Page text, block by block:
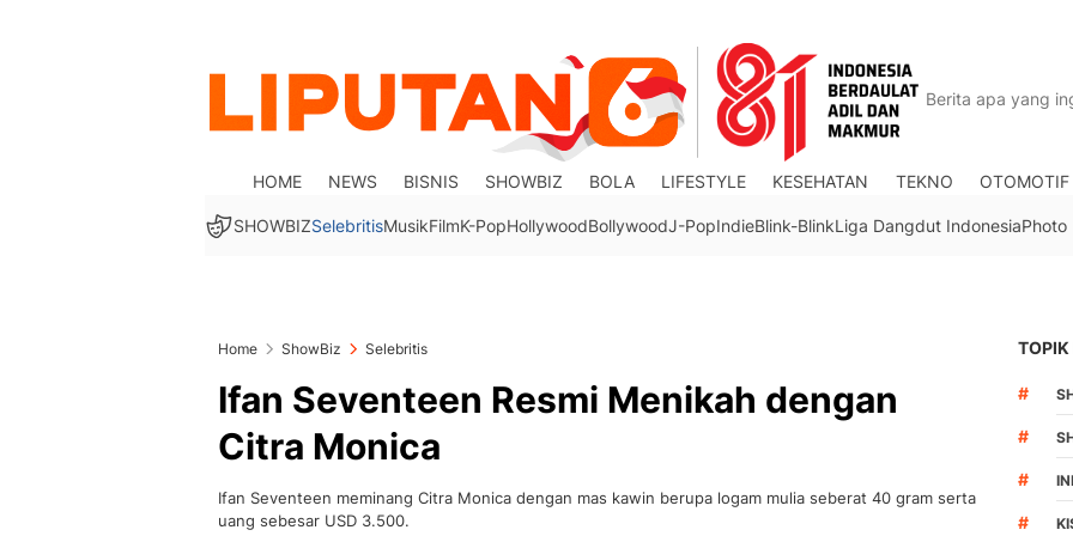
HOME NEWS BISNIS SHOWBIZ BOLA LIFESTYLE KESEHATAN TEKNO OTOMOTIF
SHOWBIZSelebritisMusikFilmK-PopHollywoodBollywoodJ-PopIndieBlink-BlinkLiga Dangdut IndonesiaPhoto
Home ShowBiz Selebritis
Ifan Seventeen Resmi Menikah dengan
Citra Monica
Ifan Seventeen meminang Citra Monica dengan mas kawin berupa logam mulia seberat 40 gram serta
uang sebesar USD 3.500.
TOPIK
#
#
#
#